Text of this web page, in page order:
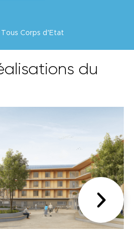
Corps d’Etat
du